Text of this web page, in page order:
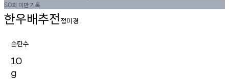
50회 미만기록
한우배추전 정미경
순탄수
10
g